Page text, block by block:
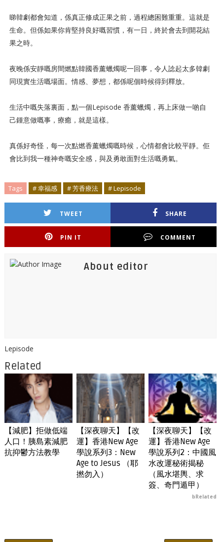
睇韓劇都會知道，係真正修成正果之前，過程總困難重重。這就是
生命。但係如果你肯堅持良好嘅習慣，有一日，終於會去到開花結
果之時。
夜晚係安靜嘅房間燃點韓國香薰蠟燭呢一回事，令人諗起太多韓劇
同現實生活嘅場面。情感、夢想，都係呢個時候得到釋放。
生活中嘅失落裏面，點一個Lepisode 香薰蠟燭，再上床做一啲自
己鍾意做嘅事，療癒，就是這樣。
真係好奇怪，每一次點燃香薰蠟燭嘅時候，心情都會比較平靜。佢
會比到我一種神奇嘅安全感，與及勇敢面對生活嘅勇氣。
Tags # 幸福感 # 芳香療法 # Lepisode
TWEET SHARE
PIN IT COMMENT
About editor
Lepisode
Related
【減肥】拒做低端
人口！胰島素減肥
抗抑鬱方法教學
【深夜聊天】【改
運】香港New Age
學說系列3：New
Age to Jesus （耶
撚勿入）
【深夜聊天】【改
運】香港New Age
學說系列2：中國風
水改運秘術揭秘
（風水堪輿、求
簽、奇門遁甲）
bRelated